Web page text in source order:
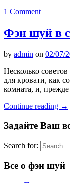
1 Comment
Фэн шуй в
by admin on 02/07/
Несколько
для кровати, как
комната, и,
Continue reading →
Задайте Ваш
Search for:
Все о фэн шуй